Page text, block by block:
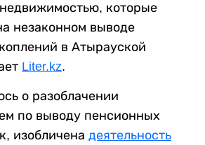
которые
незаконном выводе
в Атырауской
Liter.kz.
о разоблачении
по выводу пенсионных
изобличена деятельность